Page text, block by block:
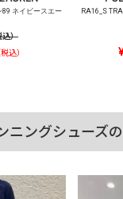
89 ネイビースエー
込）
税込）
RA16_S
ニングシューズ